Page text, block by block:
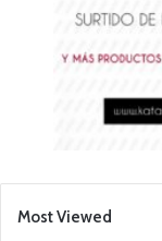
Most Viewed